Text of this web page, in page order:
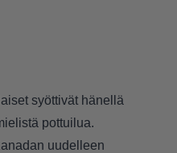
syöttivät hänellä
pottuilua.
uudelleen